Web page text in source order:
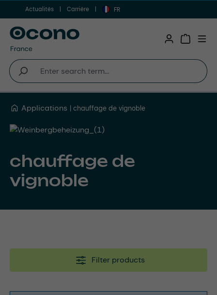
Aller au contenu principal
Actualités Carrière FR
Applications chauffage de vignoble
chauffage de
vignoble
Filter products